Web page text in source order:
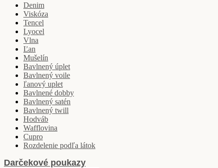
Denim
Viskóza
Tencel
Lyocel
Vlna
Ľan
Mušelín
Bavlnený úplet
Bavlnený voile
ľanový uplet
Bavlnené dobby
Bavlnený satén
Bavlnený twill
Hodváb
Wafflovina
Cupro
Rozdelenie podľa látok
Darčekové poukazy